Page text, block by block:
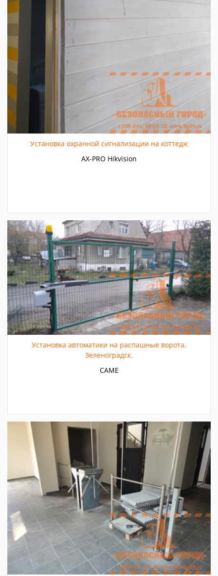
Установка охранной сигнализации на коттедж
AX-PRO Hikvision
Установка автоматики на распашные ворота.
Зеленоградск.
CAME